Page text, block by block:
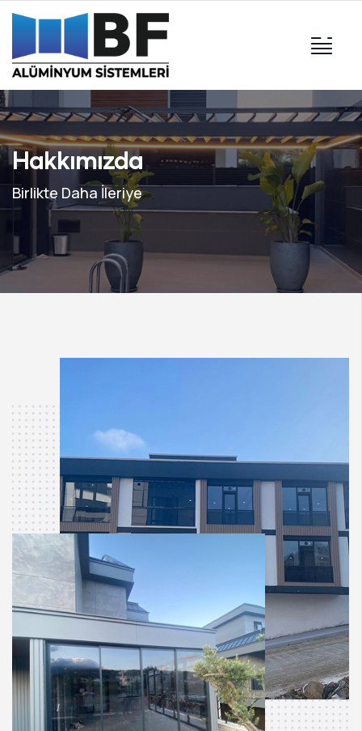
Hakkımızda
Birlikte Daha İleriye